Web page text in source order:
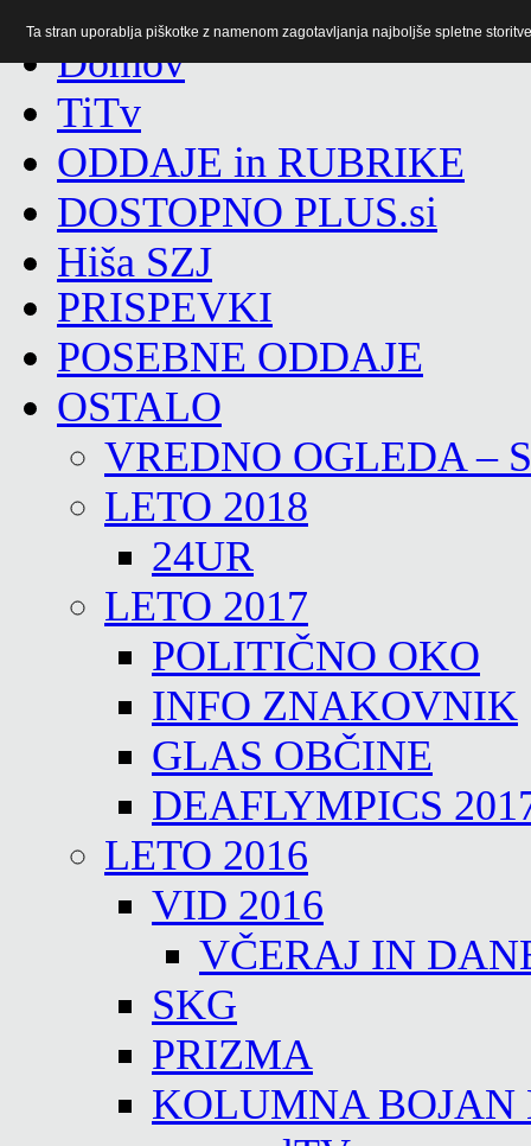
TiTv
ODDAJE in RUBRIKE
DOSTOPNO PLUS.si
Hiša SZJ
PRISPEVKI
POSEBNE ODDAJE
OSTALO
VREDNO OGLEDA –
LETO 2018
24UR
LETO 2017
POLITIČNO OKO
INFO ZNAKOVNIK
GLAS OBČINE
DEAFLYMPICS
LETO 2016
VID 2016
VČERAJ IN
SKG
PRIZMA
KOLUMNA BOJAN
Ta stran uporablja piškotke z namenom zagotavljanja najboljše spletne